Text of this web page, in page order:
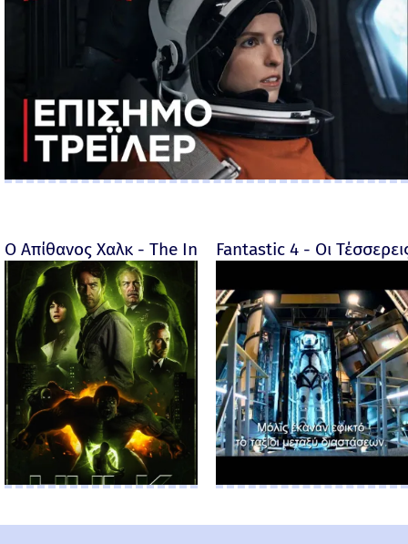
Ο Απίθανος Χαλκ - The Incredible Hulk - 2008
Fantastic 4 - Οι